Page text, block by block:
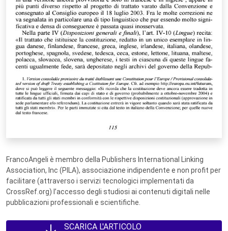
FrancoAngeli è membro della Publishers International Linking
Association, Inc (PILA), associazione indipendente e non profit per
facilitare (attraverso i servizi tecnologici implementati da
CrossRef.org) l’accesso degli studiosi ai contenuti digitali nelle
pubblicazioni professionali e scientifiche.
SCARICA L'ARTICOLO